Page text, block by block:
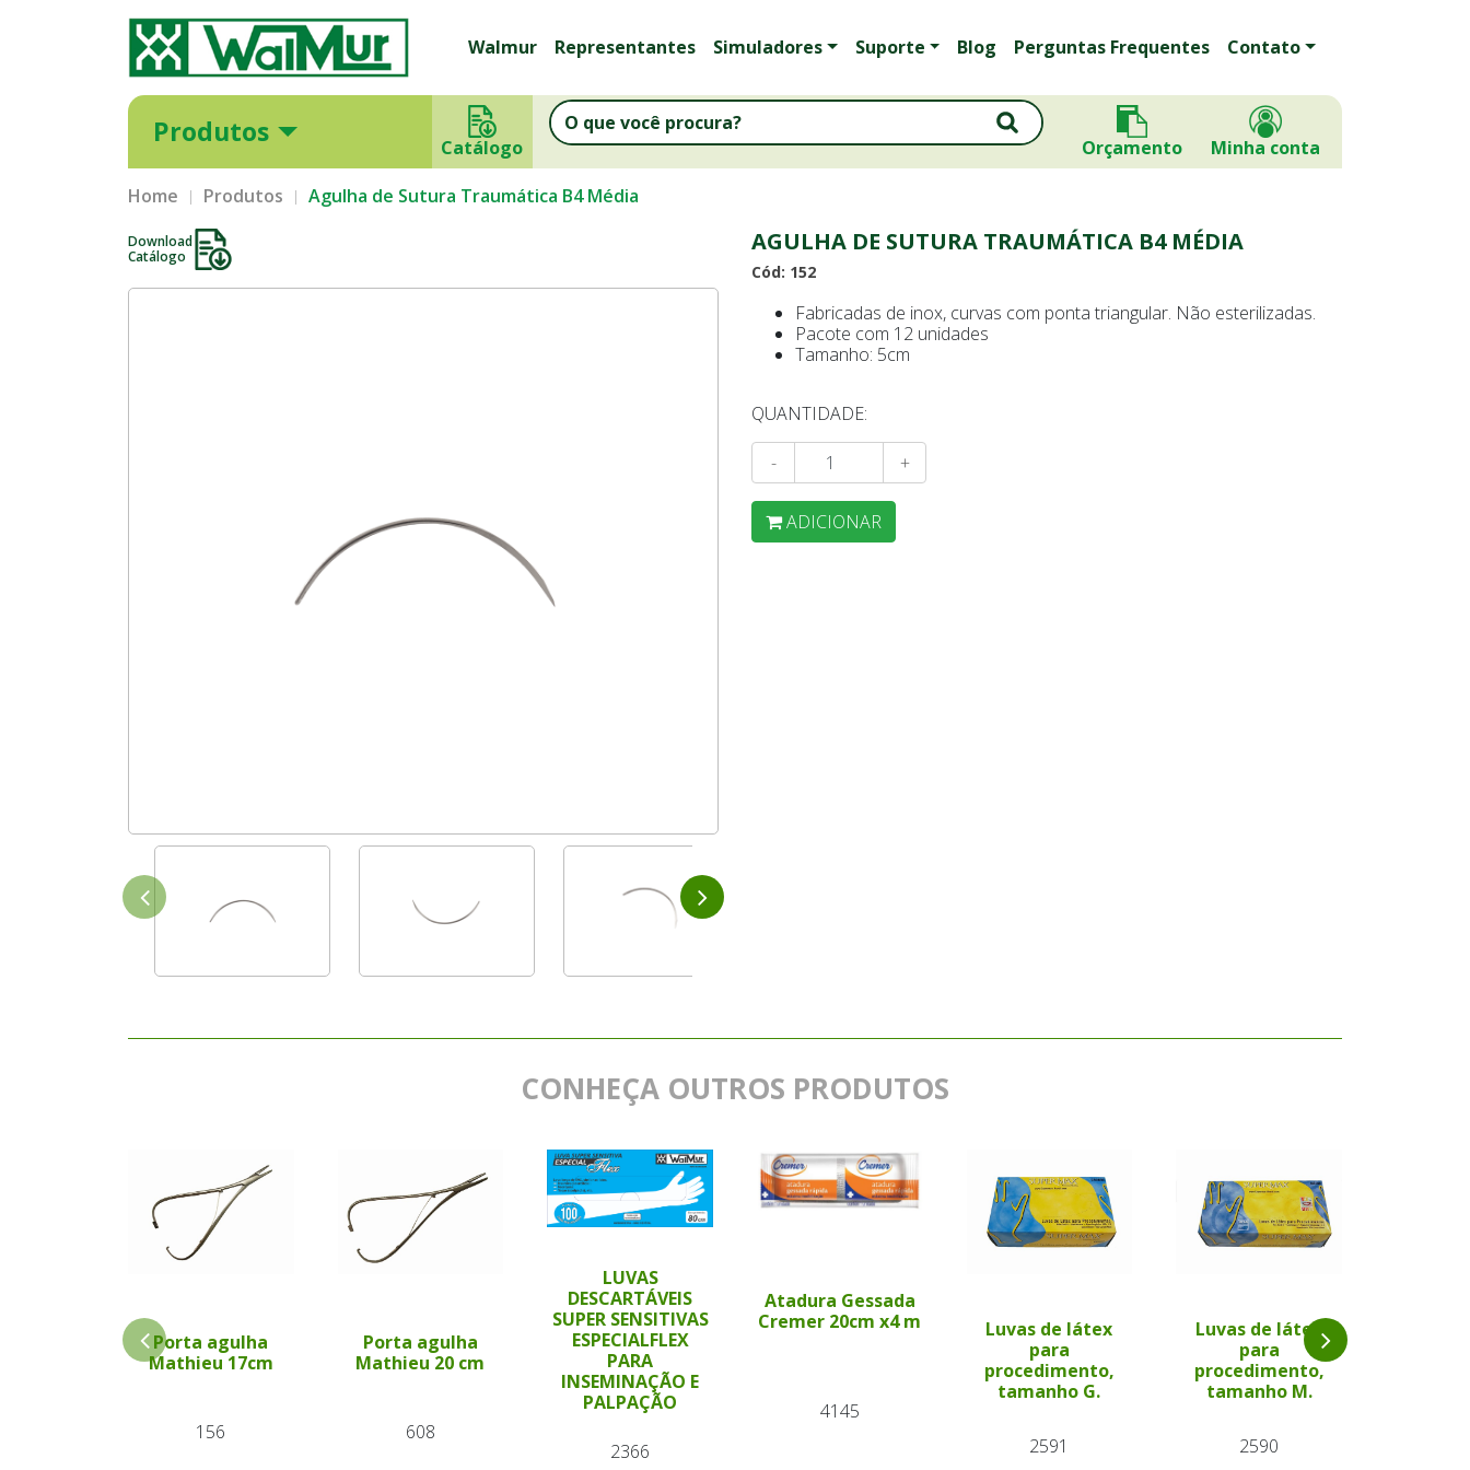
Walmur Representantes Simuladores Suporte Blog Perguntas Frequentes Contato
Produtos Catálogo Orçamento Minha conta
Home Produtos Agulha de Sutura Traumática B4 Média
Download
Catálogo
AGULHA DE SUTURA TRAUMÁTICA B4 MÉDIA
Cód: 152
Fabricadas de inox, curvas com ponta triangular. Não esterilizadas.
Pacote com 12 unidades
Tamanho: 5cm
QUANTIDADE:
- +
ADICIONAR
CONHEÇA OUTROS PRODUTOS
Porta agulha
Mathieu 17cm
156
Porta agulha
Mathieu 20 cm
608
LUVAS
DESCARTÁVEIS
SUPER SENSITIVAS
ESPECIALFLEX
PARA
INSEMINAÇÃO E
PALPAÇÃO
2366
Atadura Gessada
Cremer 20cm x4 m
4145
Luvas de látex
para
procedimento,
tamanho G.
2591
Luvas de látex
para
procedimento,
tamanho M.
2590